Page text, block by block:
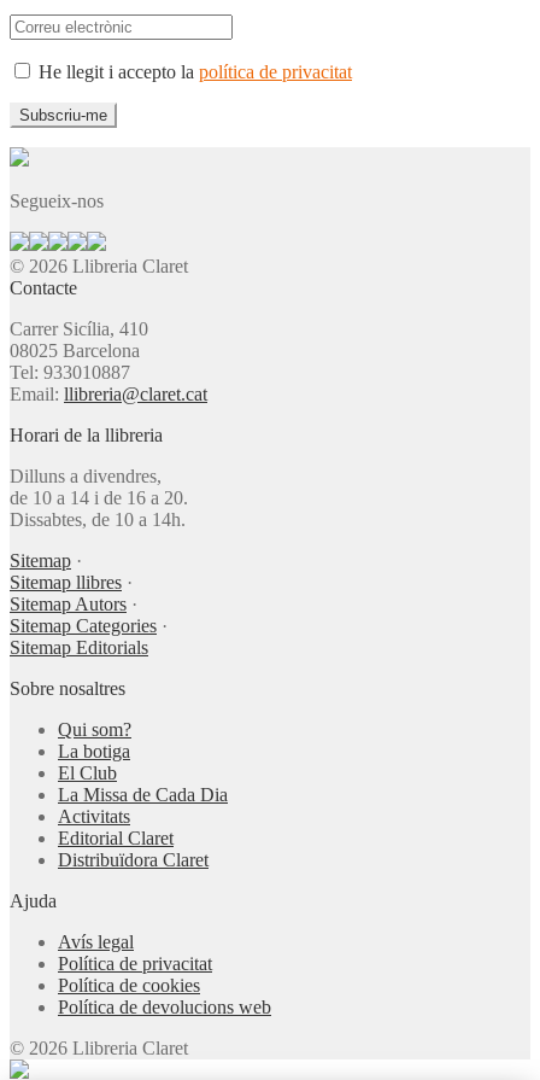
He llegit i accepto la política de privacitat
Segueix-nos
© 2026 Llibreria Claret
Contacte
Carrer Sicília, 410
08025 Barcelona
Tel: 933010887
Email: llibreria@claret.cat
Horari de la llibreria
Dilluns a divendres,
de 10 a 14 i de 16 a 20.
Dissabtes, de 10 a 14h.
Sitemap ·
Sitemap llibres ·
Sitemap Autors ·
Sitemap Categories ·
Sitemap Editorials
Sobre nosaltres
Qui som?
La botiga
El Club
La Missa de Cada Dia
Activitats
Editorial Claret
Distribuïdora Claret
Ajuda
Avís legal
Política de privacitat
Política de cookies
Política de devolucions web
© 2026 Llibreria Claret